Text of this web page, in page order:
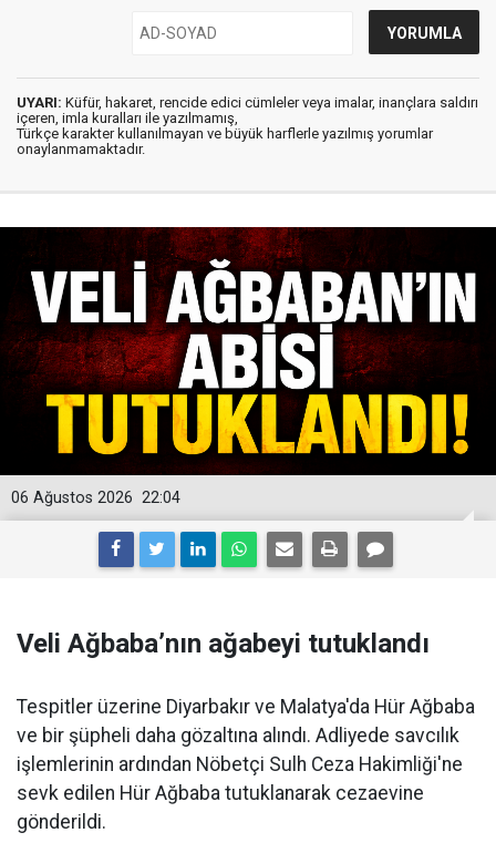
UYARI: Küfür, hakaret, rencide edici cümleler veya imalar, inançlara saldırı
içeren, imla kuralları ile yazılmamış,
Türkçe karakter kullanılmayan ve büyük harflerle yazılmış yorumlar
onaylanmamaktadır.
22:04
06 Ağustos 2026
Veli Ağbaba’nın ağabeyi tutuklandı
Tespitler üzerine Diyarbakır ve Malatya'da Hür Ağbaba
ve bir şüpheli daha gözaltına alındı. Adliyede savcılık
işlemlerinin ardından Nöbetçi Sulh Ceza Hakimliği'ne
sevk edilen Hür Ağbaba tutuklanarak cezaevine
gönderildi.